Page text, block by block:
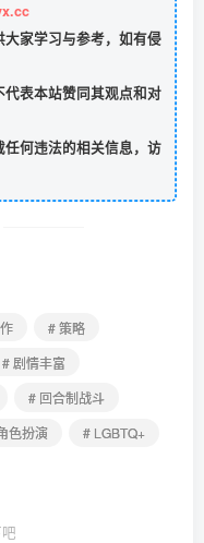
家学习与参考，如有侵
表本站赞同其观点和对
何违法的相关信息，访
# 策略
# 剧情丰富
# 回合制战斗
色扮演
# LGBTQ+